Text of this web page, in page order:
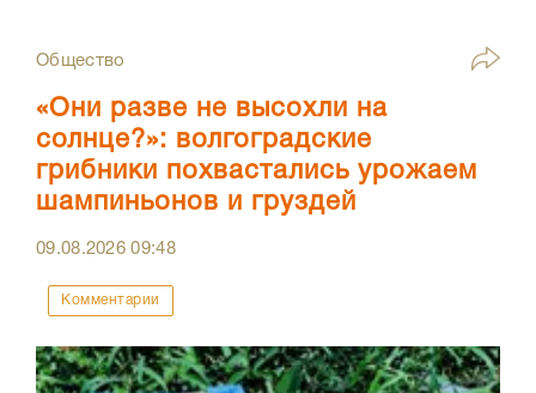
Общество
«Они разве не высохли на
солнце?»: волгоградские
грибники похвастались урожаем
шампиньонов и груздей
09.08.202609:48
Комментарии